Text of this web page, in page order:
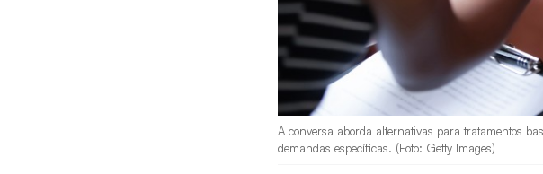
A conversa aborda alternativas para tratamentos
demandas específicas. (Foto: Getty Images)